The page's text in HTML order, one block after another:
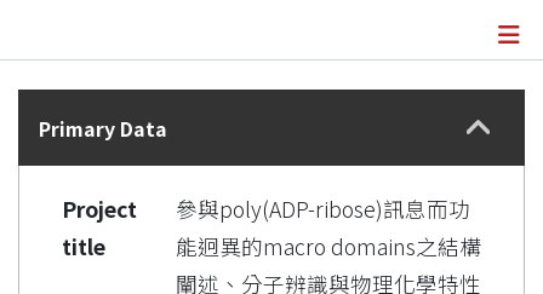
Details
Primary Data
Project
title
參與poly(ADP-ribose)訊息而功
能迥異的macro domains之結構
闡述、分子辨識與物理化學特性